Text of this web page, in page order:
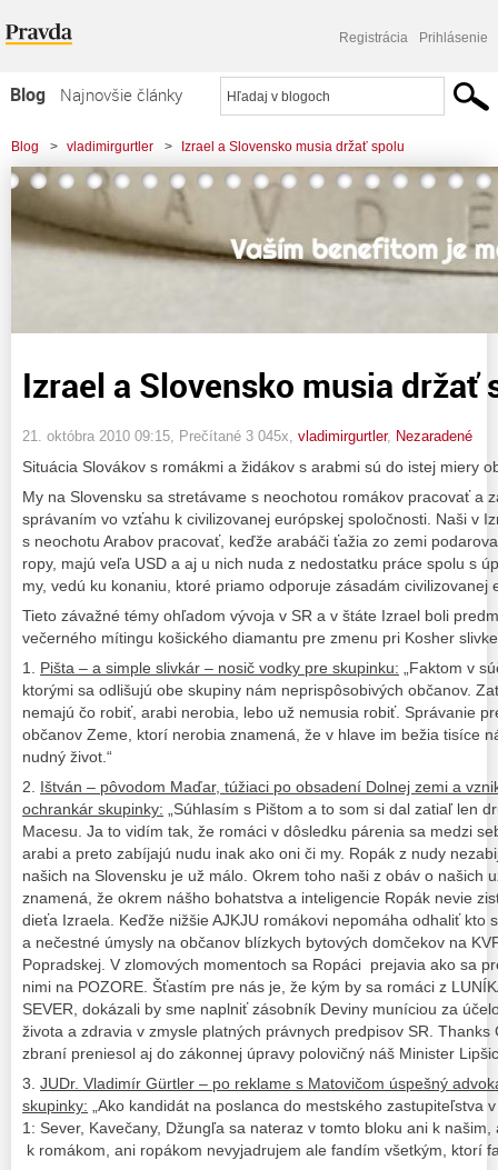
Registrácia Prihlásenie
Blog
Najnovšie články
Najčítanejšie články
Najkomentovanejšie články
Zoznam blogov
Blog > vladimirgurtler > Izrael a Slovensko musia držať spolu
Izrael a Slovensko musia držať
21. októbra 2010 09:15 , Prečítané 3 045x, vladimirgurtler, Nezaradené
Situácia Slovákov s romákmi a židákov s arabmi sú do istej miery
My na Slovensku sa stretávame s neochotou romákov pracovať a
správaním vo vzťahu k civilizovanej európskej spoločnosti. Naši v
s neochotu Arabov pracovať, keďže arabáči ťažia zo zemi
ropy, majú veľa USD a aj u nich nuda z nedostatku práce spolu s
my, vedú ku konaniu, ktoré priamo odporuje zásadám civilizovanej
Tieto závažné témy ohľadom vývoja v SR a v štáte Izrael boli
večerného mítingu košického diamantu pre zmenu pri Kosher
1. Pišta – a simple slivkár – nosič vodky pre skupinku: „Faktom v
ktorými sa odlišujú obe skupiny nám neprispôsobivých občanov.
nemajú čo robiť, arabi nerobia, lebo už nemusia robiť. Správanie
občanov Zeme, ktorí nerobia znamená, že v hlave im bežia tisíce
nudný život.“
2. Ištván – pôvodom Maďar, túžiaci po obsadení Dolnej zemi a
ochrankár skupinky: „Súhlasím s Pištom a to som si dal zatiaľ len
Macesu. Ja to vidím tak, že romáci v dôsledku párenia sa medzi
arabi a preto zabíjajú nudu inak ako oni či my. Ropák z nudy
našich na Slovensku je už málo. Okrem toho naši z obáv o našich
znamená, že okrem nášho bohatstva a inteligencie Ropák nevie
dieťa Izraela. Keďže nižšie AJKJU romákovi nepomáha odhaliť kto
a nečestné úmysly na občanov blízkych bytových domčekov na
Popradskej. V zlomových momentoch sa Ropáci prejavia ako sa
nimi na POZORE. Šťastím pre nás je, že kým by sa romáci z
SEVER, dokázali by sme naplniť zásobník Deviny muníciou za
života a zdravia v zmysle platných právnych predpisov SR.
zbraní preniesol aj do zákonnej úpravy polovičný náš Minister
3. JUDr. Vladimír Gürtler – po reklame s Matovičom úspešný
skupinky: „Ako kandidát na poslanca do mestského zastupiteľstva
1: Sever, Kavečany, Džungľa sa nateraz v tomto bloku ani k
k romákom, ani ropákom nevyjadrujem ale fandím všetkým, ktorí